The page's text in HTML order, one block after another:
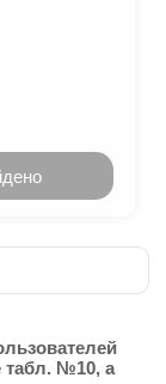
табл. №10, а